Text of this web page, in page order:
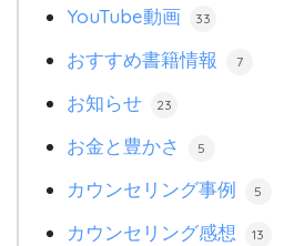
YouTube動画 33
おすすめ書籍情報 7
お知らせ 23
お金と豊かさ 5
カウンセリング事例 5
カウンセリング感想 13